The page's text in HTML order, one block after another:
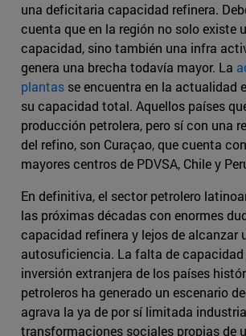
una deficitaria capacidad refinera.
cuenta que en la región no solo existe
capacidad, sino también una infra
genera una brecha todavía mayor. La
plantas se encuentra en la actualidad
su capacidad total. Aquellos países
producción petrolera, pero sí con una
del refino, son Curaçao, que cuenta
mayores centros de PDVSA, Chile y
En definitiva, el sector petrolero
las próximas décadas con enormes
capacidad refinera y lejos de alcanzar
autosuficiencia. La falta de capacidad
inversión extranjera de los países
petroleros ha generado un escenario
agrava la ya de por sí limitada
transformaciones sociales propias de